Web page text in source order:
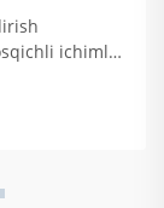
ichimlik
Birinchi